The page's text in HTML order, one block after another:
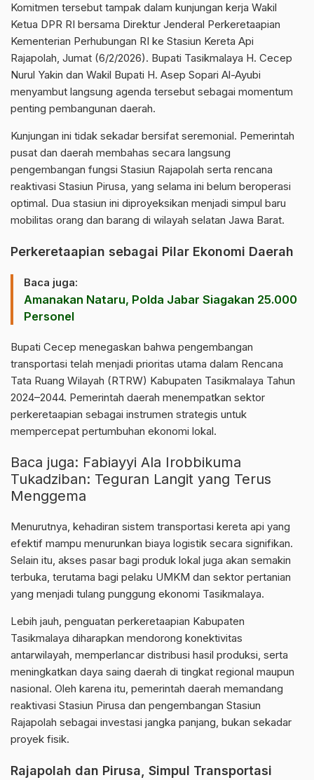
Komitmen tersebut tampak dalam kunjungan kerja Wakil
Ketua DPR RI bersama Direktur Jenderal Perkeretaapian
Kementerian Perhubungan RI ke Stasiun Kereta Api
Rajapolah, Jumat (6/2/2026). Bupati Tasikmalaya H. Cecep
Nurul Yakin dan Wakil Bupati H. Asep Sopari Al-Ayubi
menyambut langsung agenda tersebut sebagai momentum
penting pembangunan daerah.
Kunjungan ini tidak sekadar bersifat seremonial. Pemerintah
pusat dan daerah membahas secara langsung
pengembangan fungsi Stasiun Rajapolah serta rencana
reaktivasi Stasiun Pirusa, yang selama ini belum beroperasi
optimal. Dua stasiun ini diproyeksikan menjadi simpul baru
mobilitas orang dan barang di wilayah selatan Jawa Barat.
Perkeretaapian sebagai Pilar Ekonomi Daerah
Baca juga:
Amanakan Nataru, Polda Jabar Siagakan 25.000
Personel
Bupati Cecep menegaskan bahwa pengembangan
transportasi telah menjadi prioritas utama dalam Rencana
Tata Ruang Wilayah (RTRW) Kabupaten Tasikmalaya Tahun
2024–2044. Pemerintah daerah menempatkan sektor
perkeretaapian sebagai instrumen strategis untuk
mempercepat pertumbuhan ekonomi lokal.
Baca juga: Fabiayyi Ala Irobbikuma
Tukadziban: Teguran Langit yang Terus
Menggema
Menurutnya, kehadiran sistem transportasi kereta api yang
efektif mampu menurunkan biaya logistik secara signifikan.
Selain itu, akses pasar bagi produk lokal juga akan semakin
terbuka, terutama bagi pelaku UMKM dan sektor pertanian
yang menjadi tulang punggung ekonomi Tasikmalaya.
Lebih jauh, penguatan perkeretaapian Kabupaten
Tasikmalaya diharapkan mendorong konektivitas
antarwilayah, memperlancar distribusi hasil produksi, serta
meningkatkan daya saing daerah di tingkat regional maupun
nasional. Oleh karena itu, pemerintah daerah memandang
reaktivasi Stasiun Pirusa dan pengembangan Stasiun
Rajapolah sebagai investasi jangka panjang, bukan sekadar
proyek fisik.
Rajapolah dan Pirusa, Simpul Transportasi